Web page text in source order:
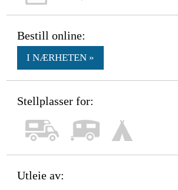
Bestill online:
I NÆRHETEN »
Stellplasser for:
Utleie av: